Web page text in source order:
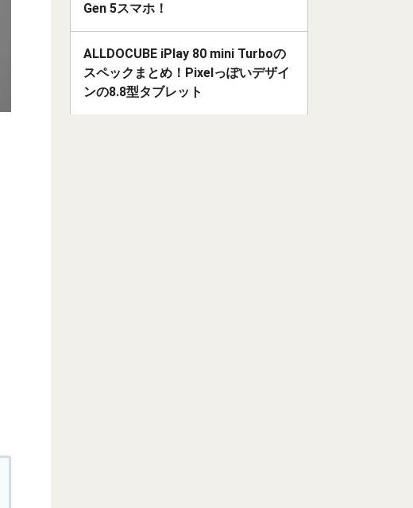
Gen 5スマホ！
ALLDOCUBE iPlay 80 mini Turboの
スペックまとめ！Pixelっぽいデザイ
ンの8.8型タブレット